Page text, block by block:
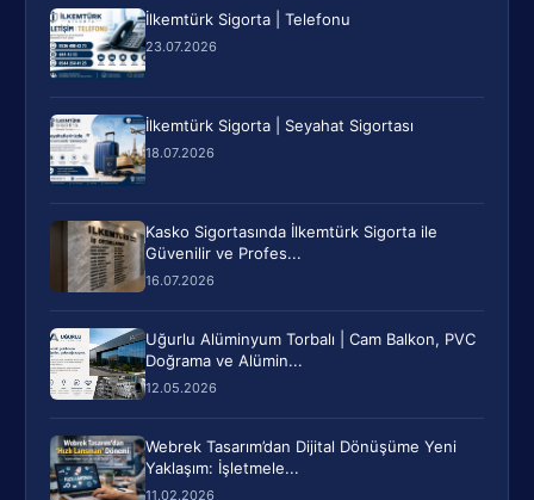
İlkemtürk Sigorta | Telefonu
23.07.2026
İlkemtürk Sigorta | Seyahat Sigortası
18.07.2026
Kasko Sigortasında İlkemtürk Sigorta ile
Güvenilir ve Profes...
16.07.2026
Uğurlu Alüminyum Torbalı | Cam Balkon, PVC
Doğrama ve Alümin...
12.05.2026
Webrek Tasarım’dan Dijital Dönüşüme Yeni
Yaklaşım: İşletmele...
11.02.2026